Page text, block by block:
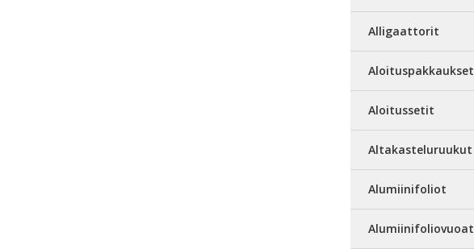
Alligaattorit
Aloituspakkaukset
Aloitussetit
Altakasteluruukut
Alumiinifoliot
Alumiinifoliovuoat